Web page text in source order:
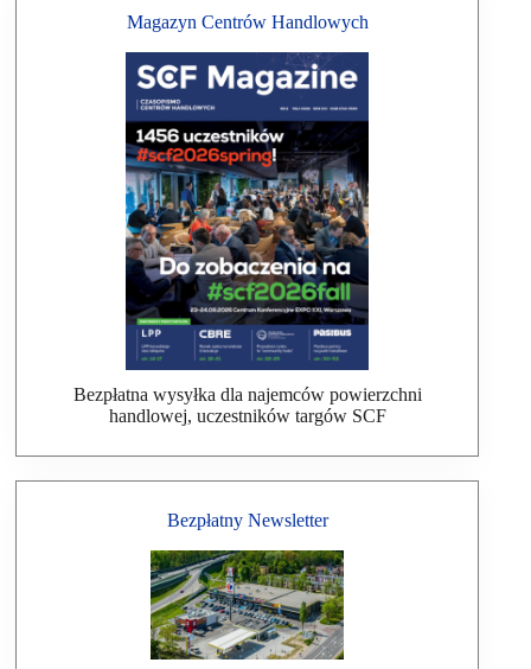
Magazyn Centrów Handlowych
Bezpłatna wysyłka dla najemców powierzchni
handlowej, uczestników targów SCF
Bezpłatny Newsletter